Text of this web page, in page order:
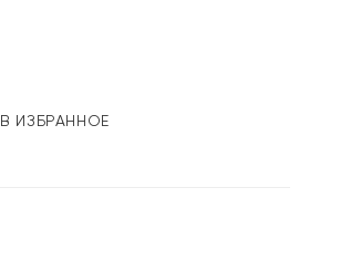
В ИЗБРАННОЕ